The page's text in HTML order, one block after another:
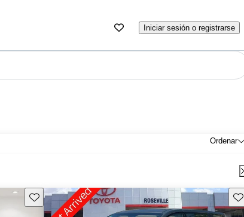
Iniciar sesión o registrarse
Ordenar
Guarda este Aviso